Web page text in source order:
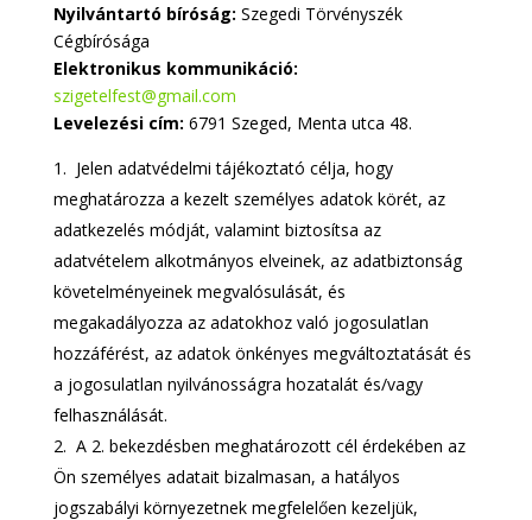
Nyilvántartó bíróság: Szegedi Törvényszék
Cégbírósága
Elektronikus kommunikáció:
szigetelfest@gmail.com
Levelezési cím: 6791 Szeged, Menta utca 48.
Jelen adatvédelmi tájékoztató célja, hogy
meghatározza a kezelt személyes adatok körét, az
adatkezelés módját, valamint biztosítsa az
adatvételem alkotmányos elveinek, az adatbiztonság
követelményeinek megvalósulását, és
megakadályozza az adatokhoz való jogosulatlan
hozzáférést, az adatok önkényes megváltoztatását és
a jogosulatlan nyilvánosságra hozatalát és/vagy
felhasználását.
A 2. bekezdésben meghatározott cél érdekében az
Ön személyes adatait bizalmasan, a hatályos
jogszabályi környezetnek megfelelően kezeljük,